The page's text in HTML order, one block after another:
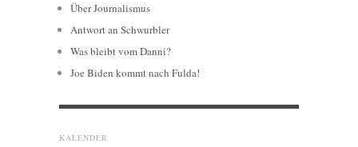
Über Journalismus
Antwort an Schwurbler
Was bleibt vom Danni?
Joe Biden kommt nach Fulda!
KALENDER